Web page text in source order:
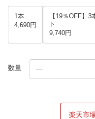
1本
4,690円
【19％OFF】3
ト
9,740円
数量
楽天市